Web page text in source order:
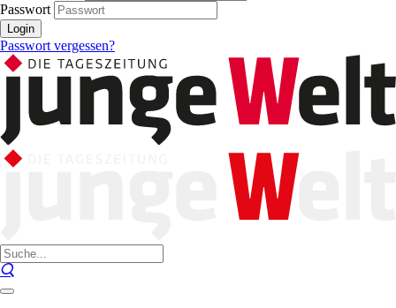
Passwort
Login
Passwort vergessen?